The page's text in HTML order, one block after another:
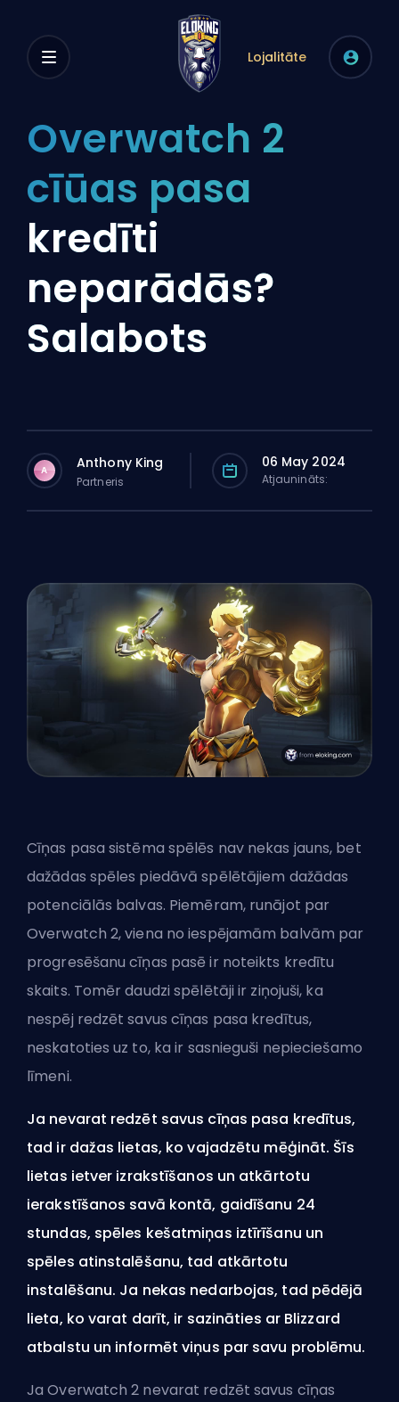
Lojalitāte
Overwatch 2
cīūas pasa
kredīti
neparādās?
Salabots
A Anthony King
Partneris
06 May 2024
Atjaunināts:
Cīņas pasa sistēma spēlēs nav nekas jauns, bet
dažādas spēles piedāvā spēlētājiem dažādas
potenciālās balvas. Piemēram, runājot par
Overwatch 2, viena no iespējamām balvām par
progresēšanu cīņas pasē ir noteikts kredītu
skaits. Tomēr daudzi spēlētāji ir ziņojuši, ka
nespēj redzēt savus cīņas pasa kredītus,
neskatoties uz to, ka ir sasnieguši nepieciešamo
līmeni.
Ja nevarat redzēt savus cīņas pasa kredītus,
tad ir dažas lietas, ko vajadzētu mēģināt. Šīs
lietas ietver izrakstīšanos un atkārtotu
ierakstīšanos savā kontā, gaidīšanu 24
stundas, spēles kešatmiņas iztīrīšanu un
spēles atinstalēšanu, tad atkārtotu
instalēšanu. Ja nekas nedarbojas, tad pēdējā
lieta, ko varat darīt, ir sazināties ar Blizzard
atbalstu un informēt viņus par savu problēmu.
Ja Overwatch 2 nevarat redzēt savus cīņas